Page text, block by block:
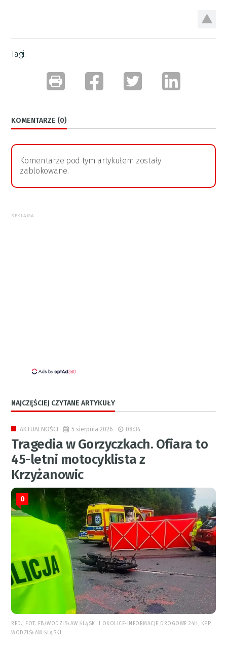
Tagi:
KOMENTARZE (0)
Komentarze pod tym artykułem zostały
zablokowane.
REKLAMA
NAJCZĘŚCIEJ CZYTANE ARTYKUŁY
AKTUALNOŚCI 5 sierpnia 2026 08:34
Tragedia w Gorzyczkach. Ofiara to
45-letni motocyklista z
Krzyżanowic
0
RED., FOT. FB/WODZISŁAW ŚLĄSKI I OKOLICE-INFORMACJE DROGOWE 24H, KPP
WODZISŁAW ŚLĄSKI